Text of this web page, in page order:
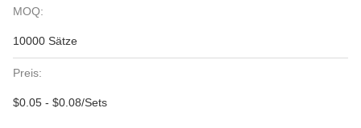
MOQ:
10000 Sätze
Preis:
$0.05 - $0.08/Sets